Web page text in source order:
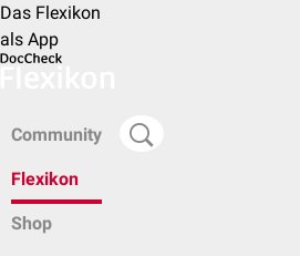
Das Flexikon
als App
Community
Flexikon
Shop